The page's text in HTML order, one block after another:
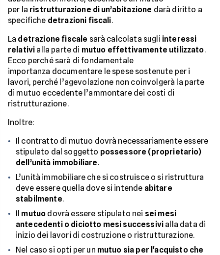
per la ristrutturazione di un’abitazione darà diritto a
specifiche detrazioni fiscali.
La detrazione fiscale sarà calcolata sugli interessi
relativi alla parte di mutuo effettivamente utilizzato.
Ecco perché sarà di fondamentale
importanza documentare le spese sostenute per i
lavori, perché l’agevolazione non coinvolgerà la parte
di mutuo eccedente l’ammontare dei costi di
ristrutturazione.
Inoltre:
Il contratto di mutuo dovrà necessariamente essere
stipulato dal soggetto possessore (proprietario)
dell’unità immobiliare.
L’unità immobiliare che si costruisce o si ristruttura
deve essere quella dove si intende abitare
stabilmente.
Il mutuo dovrà essere stipulato nei sei mesi
antecedenti o diciotto mesi successivi alla data di
inizio dei lavori di costruzione o ristrutturazione.
Nel caso si opti per un mutuo sia per l'acquisto che